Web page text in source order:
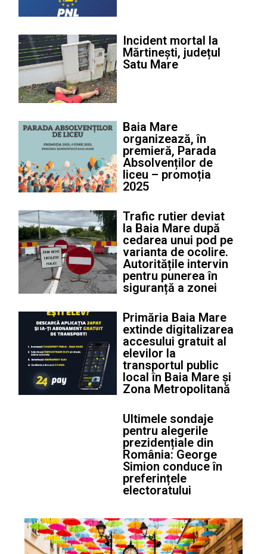
Incident mortal la
Mărtinești, județul
Satu Mare
Baia Mare
organizează, în
premieră, Parada
Absolvenților de
liceu – promoția
2025
Trafic rutier deviat
la Baia Mare după
cedarea unui pod pe
varianta de ocolire.
Autoritățile intervin
pentru punerea în
siguranță a zonei
Primăria Baia Mare
extinde digitalizarea
accesului gratuit al
elevilor la
transportul public
local în Baia Mare și
Zona Metropolitană
Ultimele sondaje
pentru alegerile
prezidențiale din
România: George
Simion conduce în
preferințele
electoratului